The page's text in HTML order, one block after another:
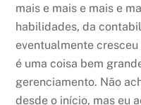
mais e mais e mais e
habilidades, da
eventualmente cresceu
é uma coisa bem
gerenciamento. Não
desde o início, mas eu